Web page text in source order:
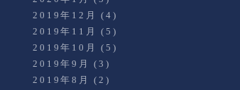
2019年12月
(4)
2019年11月
(5)
2019年10月
(5)
2019年9月
(3)
2019年8月
(2)